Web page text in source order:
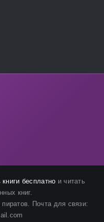
книги бесплатно и читать
книг.
Почта для связи: